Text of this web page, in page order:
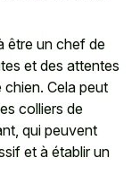
être un chef de
et des attentes
Cela peut
colliers de
qui peuvent
et à établir un